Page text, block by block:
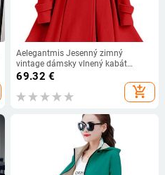
Aelegantmis Jesenný zimný
vintage dámsky vlnený kabát
Klasický dlhý trenčkot s opaskom
Kancelársky ležérny biznis kabát
69.32 €
add_shopping_cart